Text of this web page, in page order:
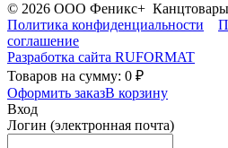
© 2026 ООО Феникс+
Политика конфиденциальности
соглашение
Разработка сайта RUFORMAT
Товаров на сумму: 0 ₽
Оформить заказВ корзину
Вход
Логин (электронная почта)